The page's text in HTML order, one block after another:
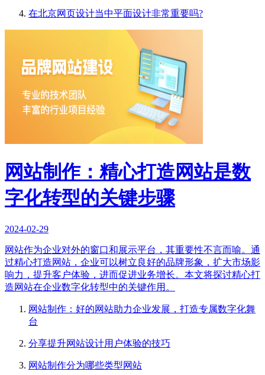
在北京网页设计当中平面设计非常重要吗?
网站制作：精心打造网站是数
字化转型的关键步骤
2024-02-29
网站作为企业对外的窗口和展示平台，其重要性不言而喻。通
过精心打造网站，企业可以树立良好的品牌形象，扩大市场影
响力，提升客户体验，进而促进业务增长。本文将探讨精心打
造网站在企业数字化转型中的关键作用。
网站制作：好的网站助力企业发展，打造专属数字化舞
台
分享提升网站设计用户体验的技巧
网站制作分为哪些类型网站